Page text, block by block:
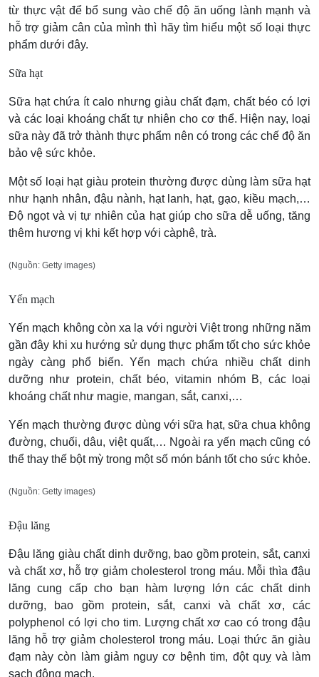
từ thực vật để bổ sung vào chế độ ăn uống lành mạnh và
hỗ trợ giảm cân của mình thì hãy tìm hiểu một số loại thực
phẩm dưới đây.
Sữa hạt
Sữa hạt chứa ít calo nhưng giàu chất đạm, chất béo có lợi
và các loại khoáng chất tự nhiên cho cơ thể. Hiện nay, loại
sữa này đã trở thành thực phẩm nên có trong các chế độ ăn
bảo vệ sức khỏe.
Một số loại hạt giàu protein thường được dùng làm sữa hạt
như hạnh nhân, đậu nành, hạt lanh, hạt, gạo, kiều mạch,…
Độ ngọt và vị tự nhiên của hạt giúp cho sữa dễ uống, tăng
thêm hương vị khi kết hợp với càphê, trà.
(Nguồn: Getty images)
Yến mạch
Yến mạch không còn xa lạ với người Việt trong những năm
gần đây khi xu hướng sử dụng thực phẩm tốt cho sức khỏe
ngày càng phổ biến. Yến mạch chứa nhiều chất dinh
dưỡng như protein, chất béo, vitamin nhóm B, các loại
khoáng chất như magie, mangan, sắt, canxi,…
Yến mạch thường được dùng với sữa hạt, sữa chua không
đường, chuối, dâu, việt quất,… Ngoài ra yến mạch cũng có
thể thay thế bột mỳ trong một số món bánh tốt cho sức khỏe.
(Nguồn: Getty images)
Đậu lăng
Đậu lăng giàu chất dinh dưỡng, bao gồm protein, sắt, canxi
và chất xơ, hỗ trợ giảm cholesterol trong máu. Mỗi thìa đậu
lăng cung cấp cho bạn hàm lượng lớn các chất dinh
dưỡng, bao gồm protein, sắt, canxi và chất xơ, các
polyphenol có lợi cho tim. Lượng chất xơ cao có trong đậu
lăng hỗ trợ giảm cholesterol trong máu. Loại thức ăn giàu
đạm này còn làm giảm nguy cơ bệnh tim, đột quỵ và làm
sạch động mạch.